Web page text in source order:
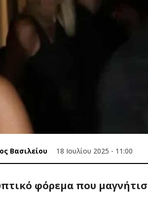
Βασιλείου 18 Ιουλίου 2025 - 11:00
φόρεμα που